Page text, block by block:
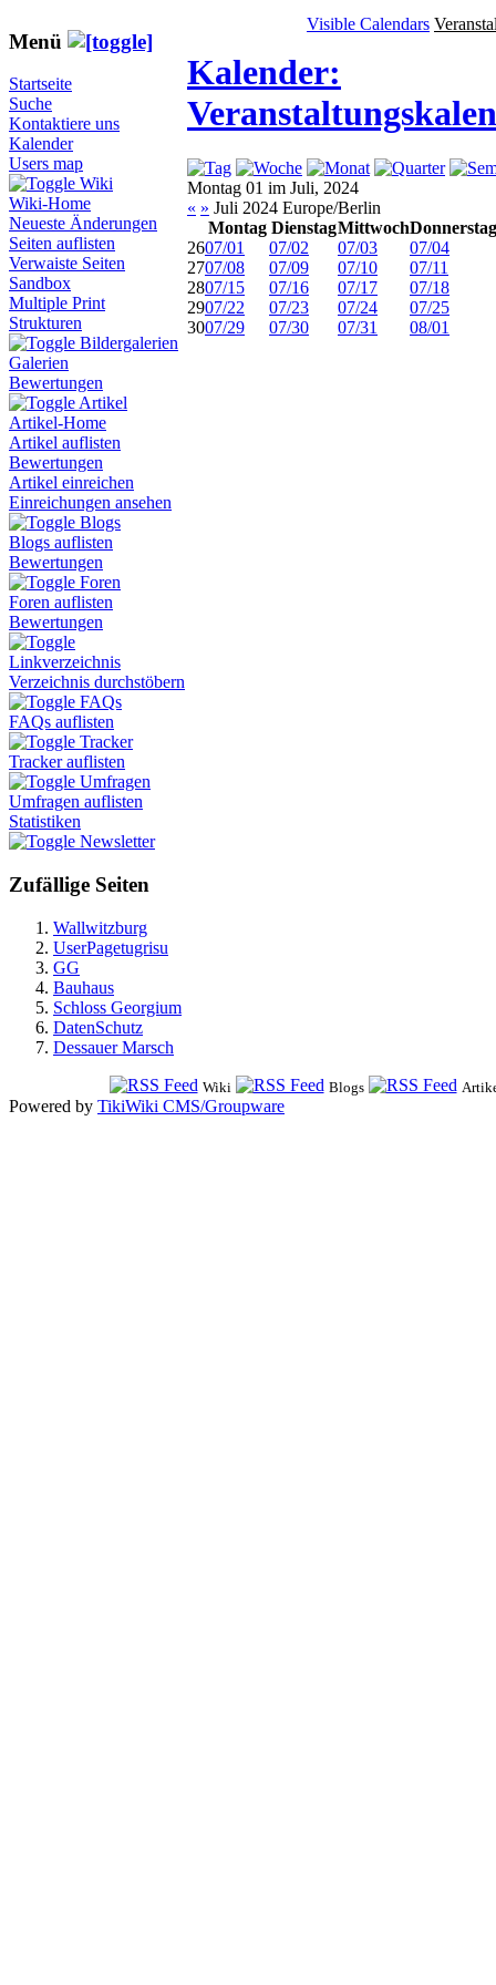
Menü
Startseite
Suche
Kontaktiere uns
Kalender
Users map
Wiki
Wiki-Home
Neueste Änderungen
Seiten auflisten
Verwaiste Seiten
Sandbox
Multiple Print
Strukturen
Bildergalerien
Galerien
Bewertungen
Artikel
Artikel-Home
Artikel auflisten
Bewertungen
Artikel einreichen
Einreichungen ansehen
Blogs
Blogs auflisten
Bewertungen
Foren
Foren auflisten
Bewertungen
Linkverzeichnis
Verzeichnis durchstöbern
FAQs
FAQs auflisten
Tracker
Tracker auflisten
Umfragen
Umfragen auflisten
Statistiken
Newsletter
Zufällige Seiten
Wallwitzburg
UserPagetugrisu
GG
Bauhaus
Schloss Georgium
DatenSchutz
Dessauer Marsch
Visible Calendars
Kalender:
Montag 01 im Juli, 2024
« » Juli 2024 Europe/Berlin
Montag DienstagMittwochDonnerstag
2607/01 07/02 07/03
07/04
2707/08 07/09 07/10
07/11
2807/15 07/16 07/17
07/18
2907/22 07/23 07/24
07/25
3007/29 07/30 07/31 08/01
Wiki Blogs
Powered by TikiWiki CMS/Groupware